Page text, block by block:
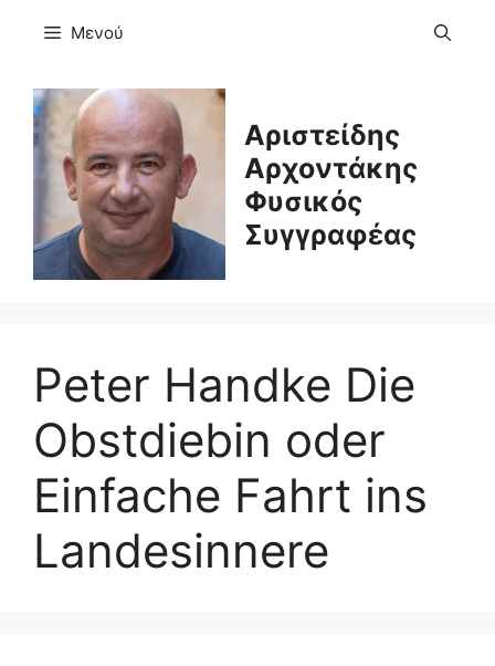
Μενού
Αριστείδης
Αρχοντάκης
Φυσικός
Συγγραφέας
Peter Handke Die
Obstdiebin oder
Einfache Fahrt ins
Landesinnere